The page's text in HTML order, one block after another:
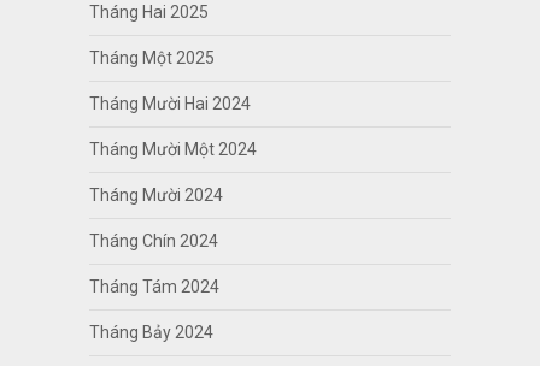
Tháng Hai 2025
Tháng Một 2025
Tháng Mười Hai 2024
Tháng Mười Một 2024
Tháng Mười 2024
Tháng Chín 2024
Tháng Tám 2024
Tháng Bảy 2024